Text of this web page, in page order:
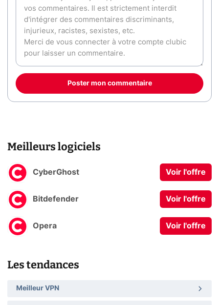
Poster mon commentaire
Meilleurs logiciels
CyberGhost Voir l'offre
Bitdefender Voir l'offre
Opera Voir l'offre
Les tendances
Meilleur VPN